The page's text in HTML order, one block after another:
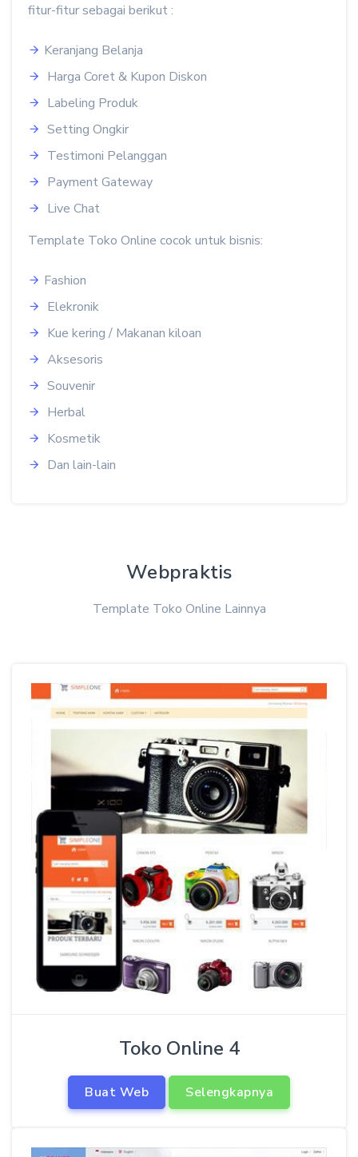
fitur-fitur sebagai berikut :
Keranjang Belanja
Harga Coret & Kupon Diskon
Labeling Produk
Setting Ongkir
Testimoni Pelanggan
Payment Gateway
Live Chat
Template Toko Online cocok untuk bisnis:
Fashion
Elekronik
Kue kering / Makanan kiloan
Aksesoris
Souvenir
Herbal
Kosmetik
Dan lain-lain
Webpraktis
Template Toko Online Lainnya
Toko Online 4
Buat Web Selengkapnya